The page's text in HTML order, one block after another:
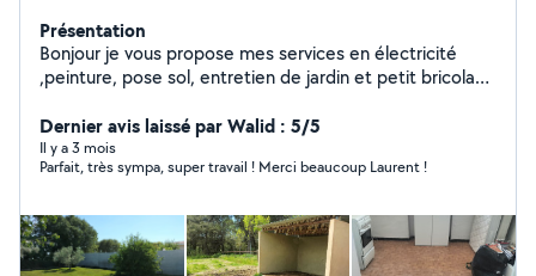
Présentation
Bonjour je vous propose mes services en électricité
,peinture, pose sol, entretien de jardin et petit bricolage
Dernier avis laissé par Walid : 5/5
Il y a 3 mois
Parfait, très sympa, super travail ! Merci beaucoup Laurent !